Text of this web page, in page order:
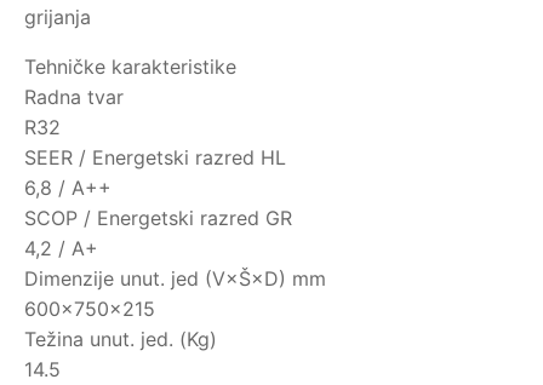
grijanja
Tehničke karakteristike
Radna tvar
R32
SEER / Energetski razred HL
6,8 / A++
SCOP / Energetski razred GR
4,2 / A+
Dimenzije unut. jed (V×Š×D) mm
600×750×215
Težina unut. jed. (Kg)
14.5